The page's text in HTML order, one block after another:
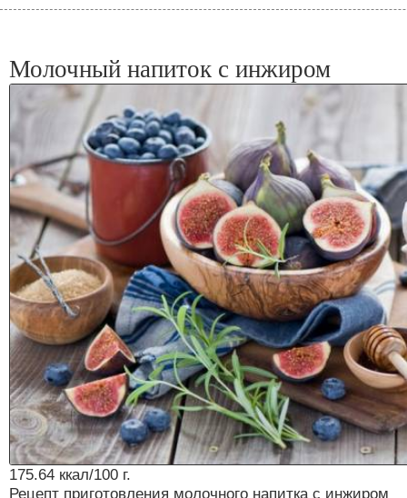
Молочный напиток с инжиром
175.64 ккал/100 г.
Рецепт приготовления молочного напитка с инжиром